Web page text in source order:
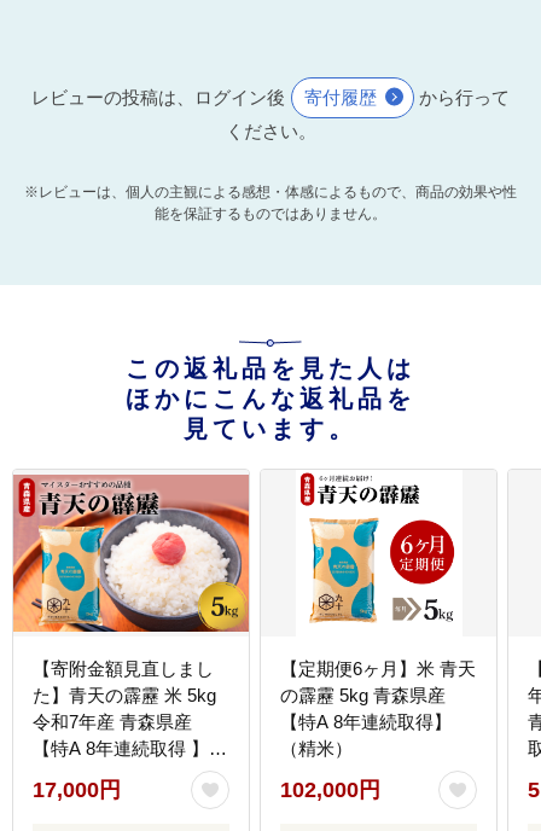
レビューの投稿は、ログイン後 寄付履歴
から行って
ください。
※レビューは、個人の主観による感想・体感によるもので、商品の効果や性
能を保証するものではありません。
この返礼品を見た人は
ほかにこんな返礼品を
見ています。
【寄附金額見直しまし
た】青天の霹靂 米 5kg
令和7年産 青森県産
【特A 8年連続取得 】
（精米） 晴天の霹靂
17,000円
【定期便6ヶ月】米 青天
の霹靂 5kg 青森県産
【特A 8年連続取得】
（精米）
102,000円